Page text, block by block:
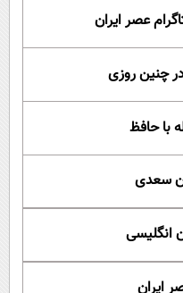
عصر ایران
با حافظ
سعدی
انگلیسی
ایران